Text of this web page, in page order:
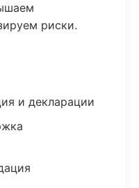
риски.
и декларации